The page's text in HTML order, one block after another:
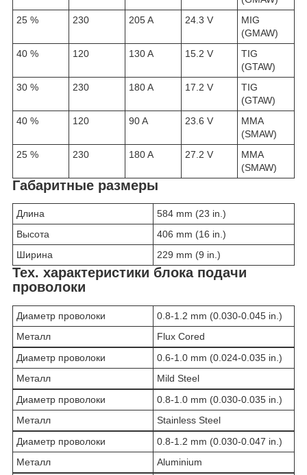
25 %
230 205 A 24.3 V
MIG
(GMAW)
40 %
120 130 A 15.2 V
TIG
(GTAW)
30 %
230 180 A 17.2 V
TIG
(GTAW)
40 %
120 90 A 23.6 V
MMA
(SMAW)
25 %
230 180 A 27.2 V
MMA
(SMAW)
Габаритные размеры
Длина
584 mm (23 in.)
Высота
406 mm (16 in.)
Ширина
229 mm (9 in.)
Тех. характеристики блока подачи
проволоки
Диаметр проволоки
0.8-1.2 mm (0.030-0.045 in.)
Металл
Flux Cored
Диаметр проволоки
0.6-1.0 mm (0.024-0.035 in.)
Металл
Mild Steel
Диаметр проволоки
0.8-1.0 mm (0.030-0.035 in.)
Металл
Stainless Steel
Диаметр проволоки
0.8-1.2 mm (0.030-0.047 in.)
Металл
Aluminium